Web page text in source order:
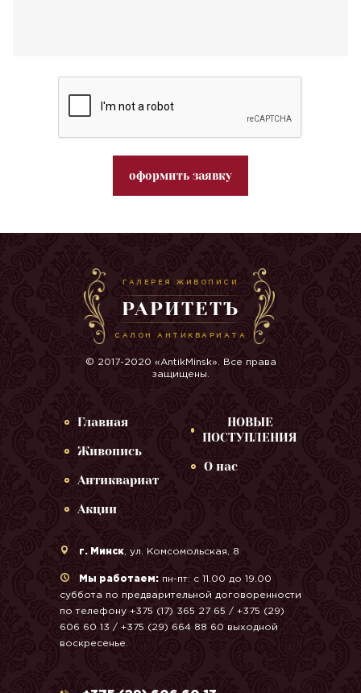
оформить заявку
ГАЛЕРЕЯ ЖИВОПИСИ
РАРИТЕТЪ
САЛОН АНТИКВАРИАТА
© 2017-2020 «AntikMinsk». Все права
защищены.
Главная
Живопись
Антиквариат
Акции
НОВЫЕ
ПОСТУПЛЕНИЯ
О нас
г. Минск , ул. Комсомольская, 8
Мы работаем: пн-пт: с 11.00 до 19.00
суббота по предварительной договоренности
по телефону +375 (17) 365 27 65 / +375 (29)
606 60 13 / +375 (29) 664 88 60 выходной
воскресенье.